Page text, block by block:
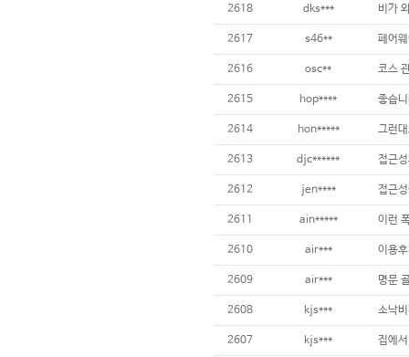
2618 dks*** 비가
2617 s46** 페어
2616 osc** 코스
2615 hop**** 좋습
2614 hon***** 그런
2613 djc****** 접근
2612 jen**** 접근
2611 ain***** 이런
2610 air*** 이용
2609 air*** 명문
2608 kjs*** 소낙
2607 kjs*** 집에